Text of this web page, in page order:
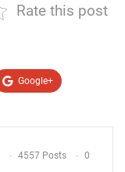
Rate this post
Google+
4557 Posts 0